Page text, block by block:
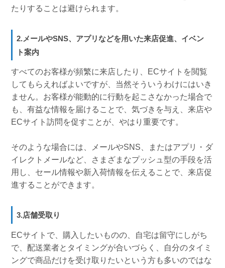
たりすることは避けられます。
2.メールやSNS、アプリなどを用いた来店促進、イベン
ト案内
すべてのお客様が頻繁に来店したり、ECサイトを閲覧
してもらえればよいですが、当然そういうわけにはいき
ません。お客様が能動的に行動を起こさなかった場合で
も、有益な情報を届けることで、気づきを与え、来店や
ECサイト訪問を促すことが、やはり重要です。
そのような場合には、メールやSNS、またはアプリ・ダ
イレクトメールなど、さまざまなプッシュ型の手段を活
用し、セール情報や新入荷情報を伝えることで、来店促
進することができます。
3.店舗受取り
ECサイトで、購入したいものの、自宅は留守にしがち
で、配送業者とタイミングが合いづらく、自分のタイミ
ングで商品だけを受け取りたいという方も多いのではな